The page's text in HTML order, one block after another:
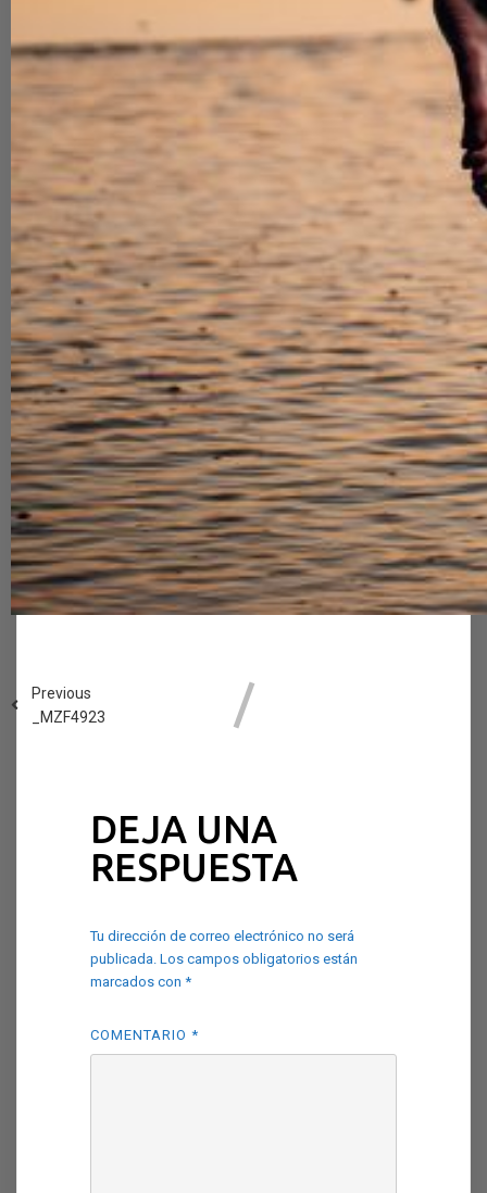
Previous
_MZF4923
DEJA UNA
RESPUESTA
Tu dirección de correo electrónico no será
publicada. Los campos obligatorios están
marcados con *
COMENTARIO *